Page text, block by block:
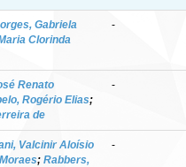
Gabriela
Clorinda
-
Renato
Rogério Elias;
de
-
Valcinir Aloísio
; Rabbers,
-